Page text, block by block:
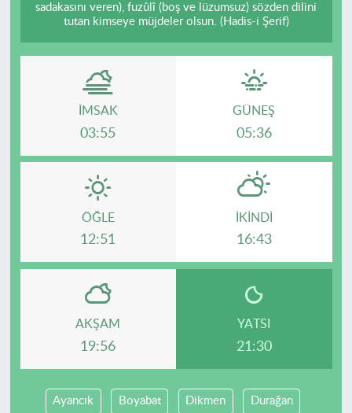
sadakasını veren), fuzûlî (boş ve lüzumsuz) sözden dilini
tutan kimseye müjdeler olsun. (Hadis-i Şerif)
İMSAK
03:55
GÜNEŞ
05:36
ÖĞLE
12:51
İKINDI
16:43
AKŞAM
19:56
YATSI
21:30
Ayancık Boyabat Dikmen Durağan